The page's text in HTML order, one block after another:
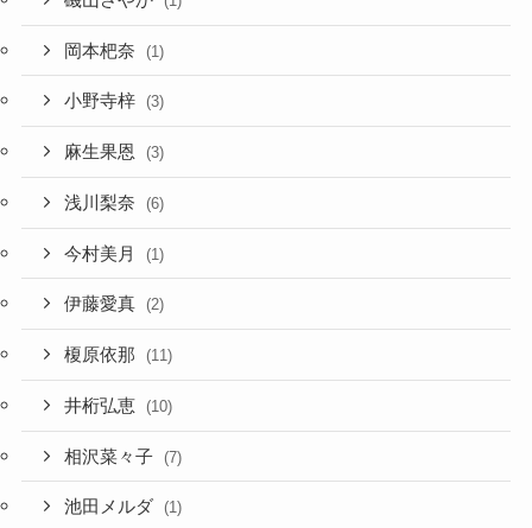
岡本杷奈 (1)
小野寺梓 (3)
麻生果恩 (3)
浅川梨奈 (6)
今村美月 (1)
伊藤愛真 (2)
榎原依那 (11)
井桁弘恵 (10)
相沢菜々子 (7)
池田メルダ (1)